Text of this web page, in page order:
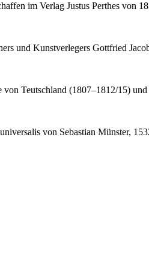
im Verlag Justus Perthes von
und Kunstverlegers Gottfried
Teutschland (1807–1812/15)
von Sebastian Münster,